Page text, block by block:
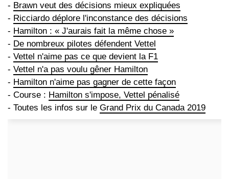
- Brawn veut des décisions mieux expliquées
- Ricciardo déplore l'inconstance des décisions
- Hamilton : « J'aurais fait la même chose »
- De nombreux pilotes défendent Vettel
- Vettel n'aime pas ce que devient la F1
- Vettel n'a pas voulu gêner Hamilton
- Hamilton n'aime pas gagner de cette façon
- Course : Hamilton s'impose, Vettel pénalisé
- Toutes les infos sur le Grand Prix du Canada 2019